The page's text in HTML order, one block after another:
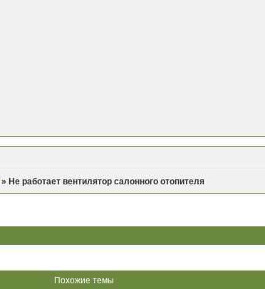
»Не работает вентилятор салонного отопителя
Похожие темы